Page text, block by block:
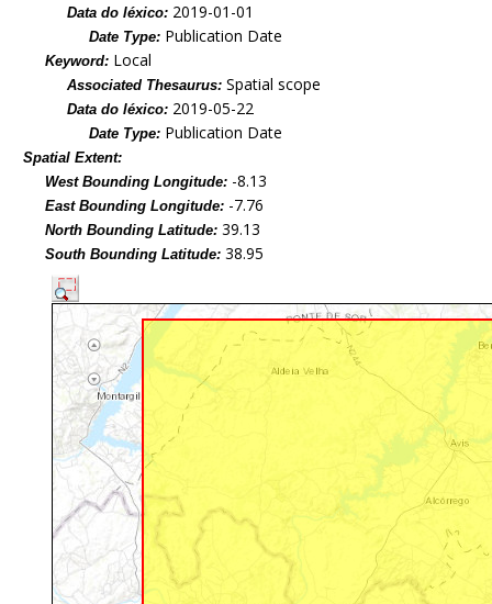
Data do léxico: 2019-01-01
Date Type: Publication Date
Keyword: Local
Associated Thesaurus:Spatial scope
Data do léxico: 2019-05-22
Date Type: Publication Date
Spatial Extent:
West Bounding Longitude: -8.13
East Bounding Longitude: -7.76
North Bounding Latitude:39.13
South Bounding Latitude:38.95